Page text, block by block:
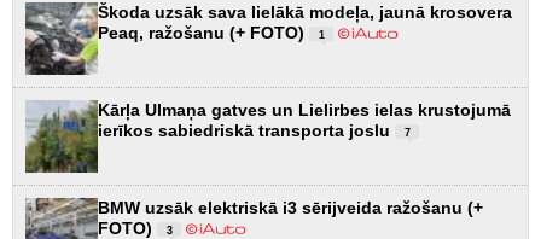
Škoda uzsāk sava lielākā modeļa, jaunā krosovera
Peaq, ražošanu (+ FOTO)
1
Kārļa Ulmaņa gatves un Lielirbes ielas krustojumā
ierīkos sabiedriskā transporta joslu
7
BMW uzsāk elektriskā i3 sērijveida ražošanu (+
FOTO)
3